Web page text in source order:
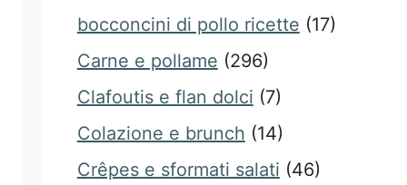
bocconcini di pollo ricette (17)
Carne e pollame (296)
Clafoutis e flan dolci (7)
Colazione e brunch (14)
Crêpes e sformati salati (46)